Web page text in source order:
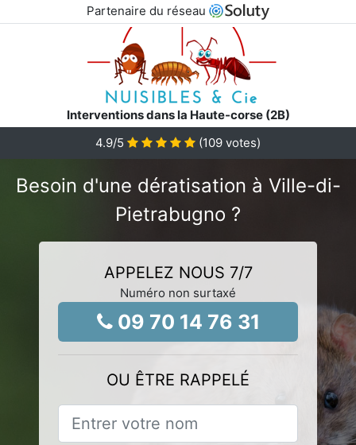
Partenaire du réseau
Interventions dans la Haute-corse (2B)
4.9/5 (109 votes)
Besoin d'une dératisation à Ville-di-
Pietrabugno ?
APPELEZ NOUS 7/7
Numéro non surtaxé
09 70 14 76 31
OU ÊTRE RAPPELÉ